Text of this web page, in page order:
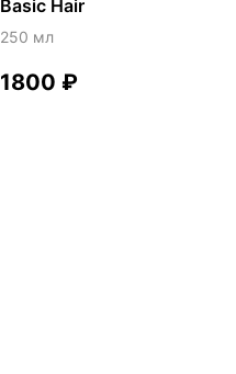
Basic Hair
250 мл
1800 ₽